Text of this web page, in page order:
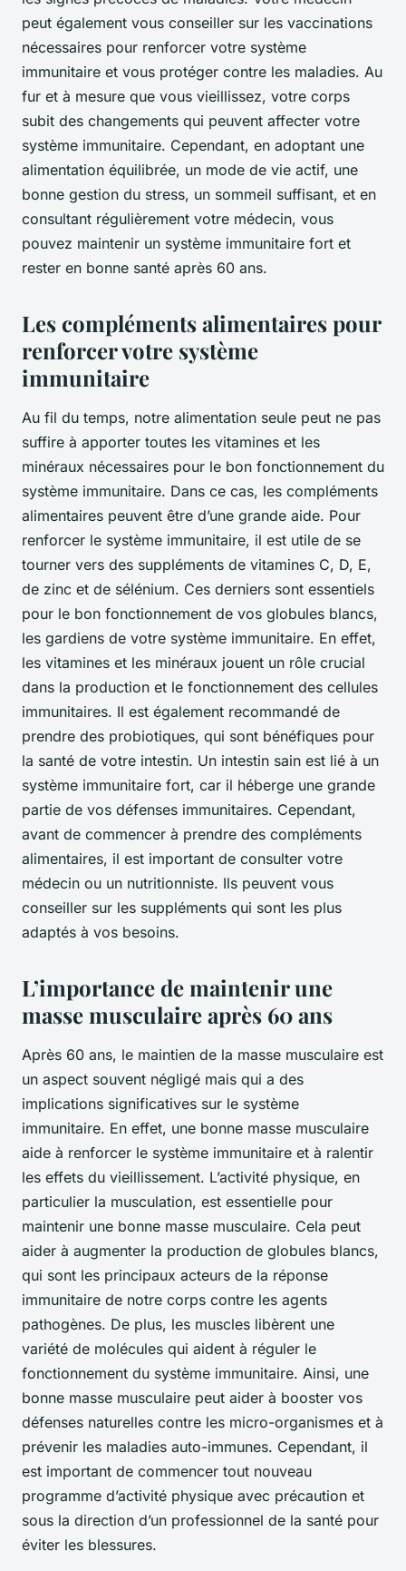
peut également vous conseiller sur les vaccinations
nécessaires pour renforcer votre système
immunitaire et vous protéger contre les maladies. Au
fur et à mesure que vous vieillissez, votre corps
subit des changements qui peuvent affecter votre
système immunitaire. Cependant, en adoptant une
alimentation équilibrée, un mode de vie actif, une
bonne gestion du stress, un sommeil suffisant, et en
consultant régulièrement votre médecin, vous
pouvez maintenir un système immunitaire fort et
rester en bonne santé après 60 ans.
Les compléments alimentaires pour
renforcer votre système
immunitaire
Au fil du temps, notre alimentation seule peut ne pas
suffire à apporter toutes les vitamines et les
minéraux nécessaires pour le bon fonctionnement du
système immunitaire. Dans ce cas, les compléments
alimentaires peuvent être d’une grande aide. Pour
renforcer le système immunitaire, il est utile de se
tourner vers des suppléments de vitamines C, D, E,
de zinc et de sélénium. Ces derniers sont essentiels
pour le bon fonctionnement de vos globules blancs,
les gardiens de votre système immunitaire. En effet,
les vitamines et les minéraux jouent un rôle crucial
dans la production et le fonctionnement des cellules
immunitaires. Il est également recommandé de
prendre des probiotiques, qui sont bénéfiques pour
la santé de votre intestin. Un intestin sain est lié à un
système immunitaire fort, car il héberge une grande
partie de vos défenses immunitaires. Cependant,
avant de commencer à prendre des compléments
alimentaires, il est important de consulter votre
médecin ou un nutritionniste. Ils peuvent vous
conseiller sur les suppléments qui sont les plus
adaptés à vos besoins.
L’importance de maintenir une
masse musculaire après 60 ans
Après 60 ans, le maintien de la masse musculaire est
un aspect souvent négligé mais qui a des
implications significatives sur le système
immunitaire. En effet, une bonne masse musculaire
aide à renforcer le système immunitaire et à ralentir
les effets du vieillissement. L’activité physique, en
particulier la musculation, est essentielle pour
maintenir une bonne masse musculaire. Cela peut
aider à augmenter la production de globules blancs,
qui sont les principaux acteurs de la réponse
immunitaire de notre corps contre les agents
pathogènes. De plus, les muscles libèrent une
variété de molécules qui aident à réguler le
fonctionnement du système immunitaire. Ainsi, une
bonne masse musculaire peut aider à booster vos
défenses naturelles contre les micro-organismes et à
prévenir les maladies auto-immunes. Cependant, il
est important de commencer tout nouveau
programme d’activité physique avec précaution et
sous la direction d’un professionnel de la santé pour
éviter les blessures.